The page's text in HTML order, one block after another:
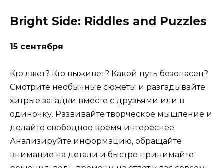
Bright Side: Riddles and Puzzles
15 сентября
Кто лжет? Кто выживет? Какой путь безопасен?
Смотрите необычные сюжеты и разгадывайте
хитрые загадки вместе с друзьями или в
одиночку. Развивайте творческое мышление и
делайте свободное время интереснее.
Анализируйте информацию, обращайте
внимание на детали и быстро принимайте